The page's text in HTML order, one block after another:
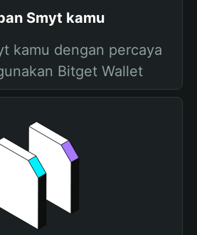
Smyt kamu
kamu dengan percaya
Bitget Wallet